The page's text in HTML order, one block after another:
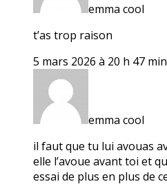
emma cool
t’as trop raison
5 mars 2026 à 20 h 47 min
emma cool
il faut que tu lui avouas
elle l’avoue avant toi et
essai de plus en plus de